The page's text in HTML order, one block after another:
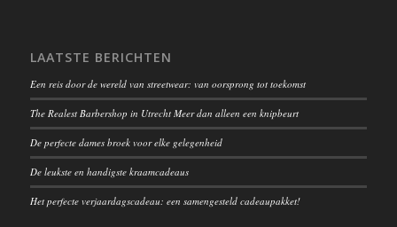
LAATSTE BERICHTEN
Een reis door de wereld van streetwear: van oorsprong tot toekomst
The Realest Barbershop in Utrecht Meer dan alleen een knipbeurt
De perfecte dames broek voor elke gelegenheid
De leukste en handigste kraamcadeaus
Het perfecte verjaardagscadeau: een samengesteld cadeaupakket!